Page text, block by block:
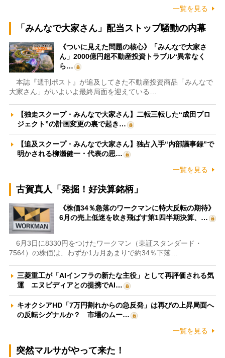
一覧を見る
「みんなで大家さん」配当ストップ騒動の内幕
《ついに見えた問題の核心》「みんなで大家さ
ん」2000億円超不動産投資トラブル“異常なく
ら…
本誌『週刊ポスト』が追及してきた不動産投資商品「みんなで
大家さん」がいよいよ最終局面を迎えている…
【独走スクープ・みんなで大家さん】二転三転した“成田プロ
ジェクト”の計画変更の裏で起き…
【追及スクープ・みんなで大家さん】独占入手“内部議事録”で
明かされる柳瀬健一・代表の思…
一覧を見る
古賀真人「発掘！好決算銘柄」
《株価34％急落のワークマンに特大反転の期待》
6月の売上低迷を吹き飛ばす第1四半期決算、…
6月3日に8330円をつけたワークマン（東証スタンダード・
7564）の株価は、わずか1カ月あまりで約34％下落…
三菱重工が「AIインフラの新たな主役」として再評価される気
運 エヌビディアとの提携でAI…
キオクシアHD「7万円割れからの急反発」は再びの上昇局面へ
の反転シグナルか？ 市場のムー…
一覧を見る
突然マルサがやって来た！